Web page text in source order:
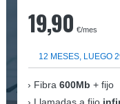
19,90 €/mes
12 MESES, LUEGO
Fibra 600Mb + fijo